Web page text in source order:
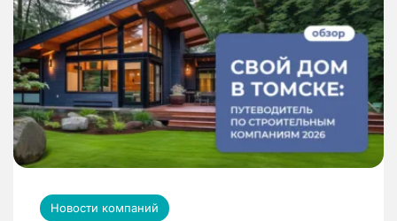
Новости компаний